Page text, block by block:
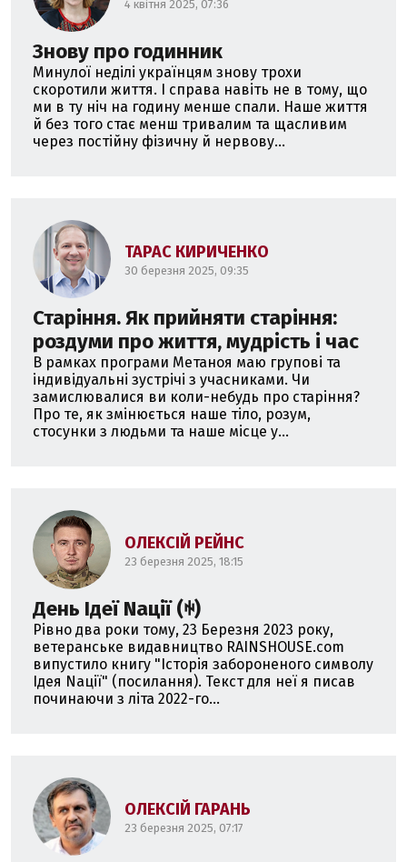
4 квітня 2025, 07:36
Знову про годинник
Минулої неділі українцям знову трохи
скоротили життя. І справа навіть не в тому, що
ми в ту ніч на годину менше спали. Наше життя
й без того стає менш тривалим та щасливим
через постійну фізичну й нервову...
ТАРАС КИРИЧЕНКО
30 березня 2025, 09:35
Старіння. Як прийняти старіння:
роздуми про життя, мудрість і час
В рамках програми Метаноя маю групові та
індивідуальні зустрічі з учасниками. Чи
замислювалися ви коли-небудь про старіння?
Про те, як змінюється наше тіло, розум,
стосунки з людьми та наше місце у...
ОЛЕКСІЙ РЕЙНС
23 березня 2025, 18:15
День Ідеї Nації (ꑭ)
Рівно два роки тому, 23 Березня 2023 року,
ветеранське видавництво RAINSHOUSE.com
випустило книгу "Історія забороненого символу
Ідея Nації" (посилання). Текст для неї я писав
починаючи з літа 2022-го...
ОЛЕКСІЙ ГАРАНЬ
23 березня 2025, 07:17